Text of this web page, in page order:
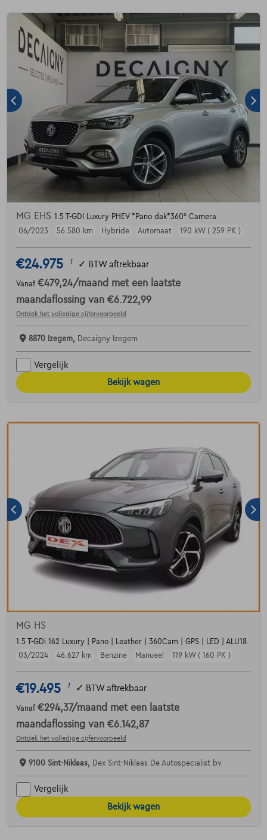
MG EHS 1.5 T-GDI Luxury PHEV *Pano dak*360° Camera
06/2023
56.580 km Hybride Automaat 190 kW ( 259 PK )
€24.975 1 ✓ BTW aftrekbaar
Vanaf €479,24/maand met een laatste
maandaflossing van €6.722,99
Ontdek het volledige cijfervoorbeeld
8870 Izegem, Decaigny Izegem
Vergelijk
Bekijk wagen
MG HS
1.5 T-GDi 162 Luxury | Pano | Leather | 360Cam | GPS | LED | ALU18
03/2024
46.627 km Benzine Manueel 119 kW ( 160 PK )
€19.495 1 ✓ BTW aftrekbaar
Vanaf €294,37/maand met een laatste
maandaflossing van €6.142,87
Ontdek het volledige cijfervoorbeeld
9100 Sint-Niklaas, Dex Sint-Niklaas De Autospecialist bv
Vergelijk
Bekijk wagen